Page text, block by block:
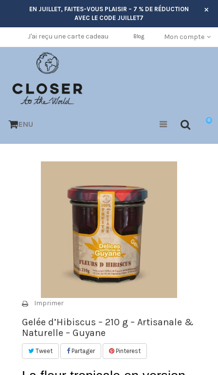
EN JUILLET, FAITES-VOUS PLAISIR – 7 % DE RÉDUCTION
AVEC LE CODE JUILLET7
×
Mon compte
Blog
J'ai reçu une carte cadeau
0
MENU
Imprimer
Gelée d’Hibiscus – 210 g – Artisanale &
Naturelle – Guyane
Tweet Partager Pinterest